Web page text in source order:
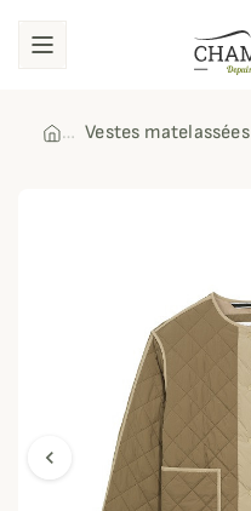
Vestes matelassées
chevron_left